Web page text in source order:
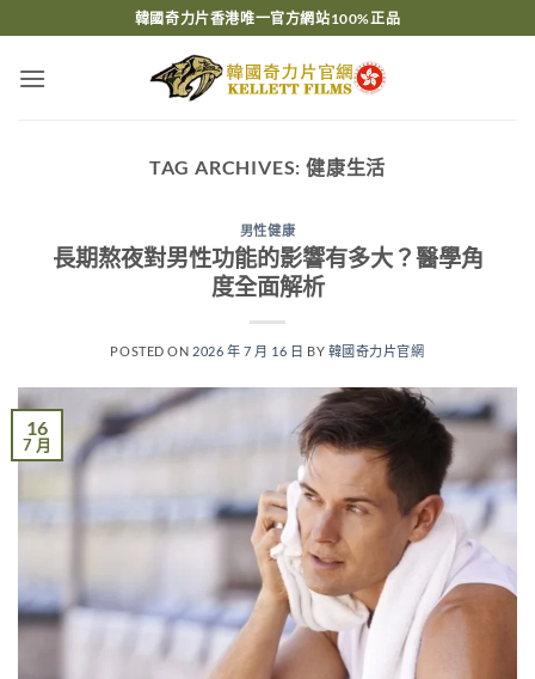
to
content
韓國奇力片香港唯一官方網站100%正品
TAG ARCHIVES: 健康生活
男性健康
長期熬夜對男性功能的影響有多大？醫學角
度全面解析
POSTED ON 2026 年 7 月 16 日 BY 韓國奇力片官網
16
7 月